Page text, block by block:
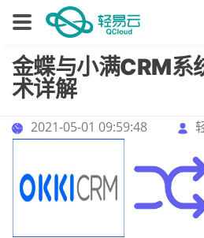
金蝶与小满CRM系
术详解
2021-05-01 09:59:48